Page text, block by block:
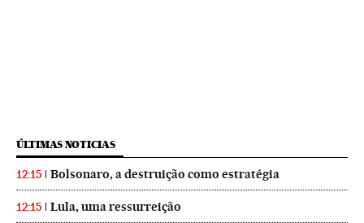
ÚLTIMAS NOTICIAS
12:15 Bolsonaro, a destruição como estratégia
12:15 Lula, uma ressurreição